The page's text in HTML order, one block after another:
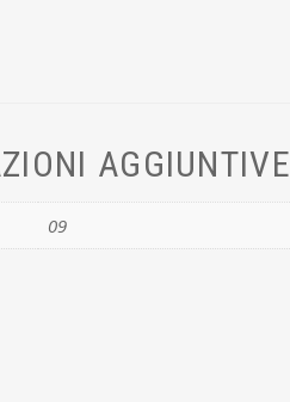
AGGIUNTIVE
09